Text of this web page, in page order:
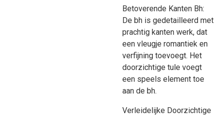
Betoverende Kanten Bh:
De bh is gedetailleerd met
prachtig kanten werk, dat
een vleugje romantiek en
verfijning toevoegt. Het
doorzichtige tule voegt
een speels element toe
aan de bh.
Verleidelijke Doorzichtige